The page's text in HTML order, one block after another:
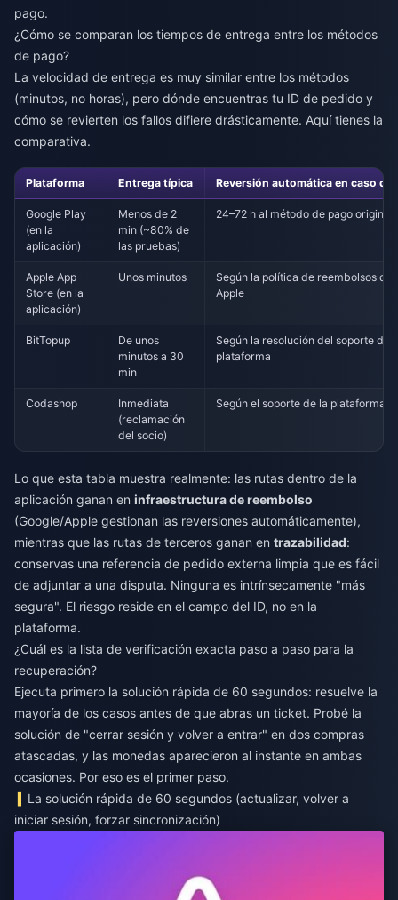
pago.
¿Cómo se comparan los tiempos de entrega entre los métodos
de pago?
La velocidad de entrega es muy similar entre los métodos
(minutos, no horas), pero dónde encuentras tu ID de pedido y
cómo se revierten los fallos difiere drásticamente. Aquí tienes la
comparativa.
Plataforma Entrega típica Reversión automática en caso de
Google Play
(en la
aplicación)
Menos de 2
min (~80% de
las pruebas)
24–72 h al método de pago original
Apple App
Store (en la
aplicación)
Unos minutos
Según la política de reembolsos de
Apple
BitTopup
De unos
minutos a 30
min
Según la resolución del soporte de
plataforma
Codashop
Inmediata
(reclamación
del socio)
Según el soporte de la plataforma
Lo que esta tabla muestra realmente: las rutas dentro de la
aplicación ganan en infraestructura de reembolso
(Google/Apple gestionan las reversiones automáticamente),
mientras que las rutas de terceros ganan en trazabilidad:
conservas una referencia de pedido externa limpia que es fácil
de adjuntar a una disputa. Ninguna es intrínsecamente "más
segura". El riesgo reside en el campo del ID, no en la
plataforma.
¿Cuál es la lista de verificación exacta paso a paso para la
recuperación?
Ejecuta primero la solución rápida de 60 segundos: resuelve la
mayoría de los casos antes de que abras un ticket. Probé la
solución de "cerrar sesión y volver a entrar" en dos compras
atascadas, y las monedas aparecieron al instante en ambas
ocasiones. Por eso es el primer paso.
La solución rápida de 60 segundos (actualizar, volver a
iniciar sesión, forzar sincronización)